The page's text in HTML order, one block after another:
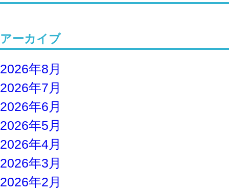
アーカイブ
2026年8月
2026年7月
2026年6月
2026年5月
2026年4月
2026年3月
2026年2月